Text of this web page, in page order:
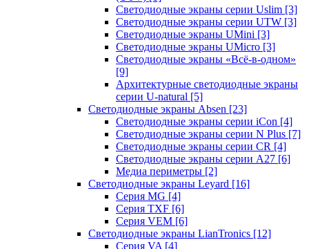
Светодиодные экраны серии Uslim [3]
Светодиодные экраны серии UTW [3]
Светодиодные экраны UMini [3]
Светодиодные экраны UMicro [3]
Светодиодные экраны «Всё-в-одном»
[9]
Архитектурные светодиодные экраны
серии U-natural [5]
Светодиодные экраны Absen [23]
Светодиодные экраны серии iCon [4]
Светодиодные экраны серии N Plus [7]
Светодиодные экраны серии CR [4]
Светодиодные экраны серии А27 [6]
Медиа периметры [2]
Светодиодные экраны Leyard [16]
Серия MG [4]
Серия TXF [6]
Серия VEM [6]
Светодиодные экраны LianTronics [12]
Серия VA [4]